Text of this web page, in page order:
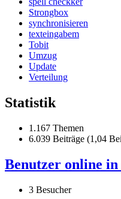
Strongbox
synchronisieren
texteingabem
Tobit
Umzug
Update
Verteilung
Statistik
1.167 Themen
6.039 Beiträge (1,04
Benutzer online
3 Besucher